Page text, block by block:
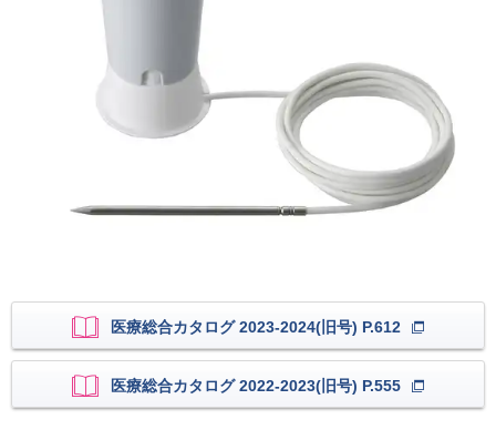
医療総合カタログ 2023-2024(旧号) P.612
医療総合カタログ 2022-2023(旧号) P.555